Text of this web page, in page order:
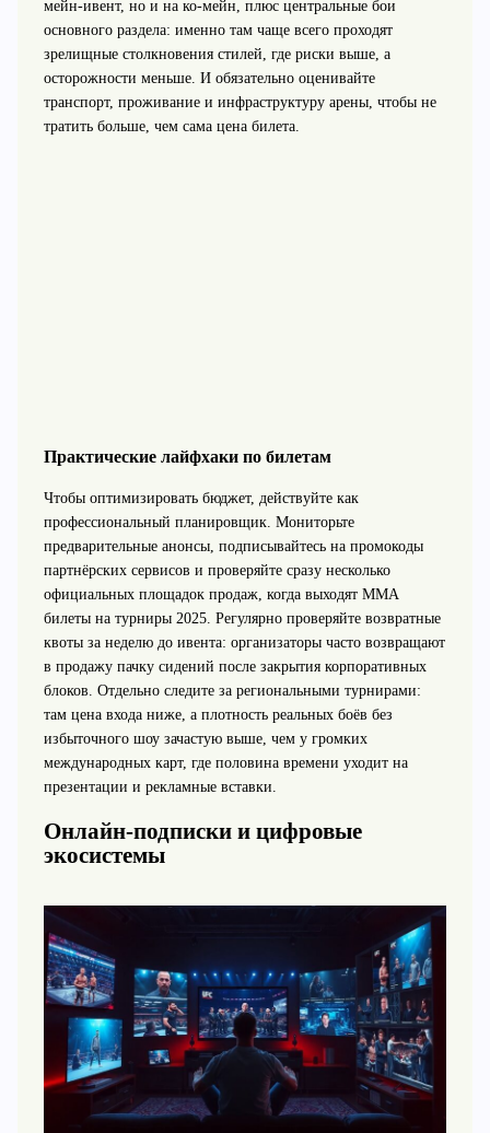
мейн-ивент, но и на ко-мейн, плюс центральные бои
основного раздела: именно там чаще всего проходят
зрелищные столкновения стилей, где риски выше, а
осторожности меньше. И обязательно оценивайте
транспорт, проживание и инфраструктуру арены, чтобы не
тратить больше, чем сама цена билета.
Практические лайфхаки по билетам
Чтобы оптимизировать бюджет, действуйте как
профессиональный планировщик. Мониторьте
предварительные анонсы, подписывайтесь на промокоды
партнёрских сервисов и проверяйте сразу несколько
официальных площадок продаж, когда выходят MMA
билеты на турниры 2025. Регулярно проверяйте возвратные
квоты за неделю до ивента: организаторы часто возвращают
в продажу пачку сидений после закрытия корпоративных
блоков. Отдельно следите за региональными турнирами:
там цена входа ниже, а плотность реальных боёв без
избыточного шоу зачастую выше, чем у громких
международных карт, где половина времени уходит на
презентации и рекламные вставки.
Онлайн-подписки и цифровые
экосистемы